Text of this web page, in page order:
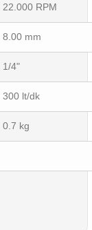
22.000 RPM
8.00 mm
1/4"
300 lt/dk
0.7 kg